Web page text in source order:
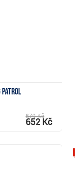
patrol
879 Kč
652 Kč